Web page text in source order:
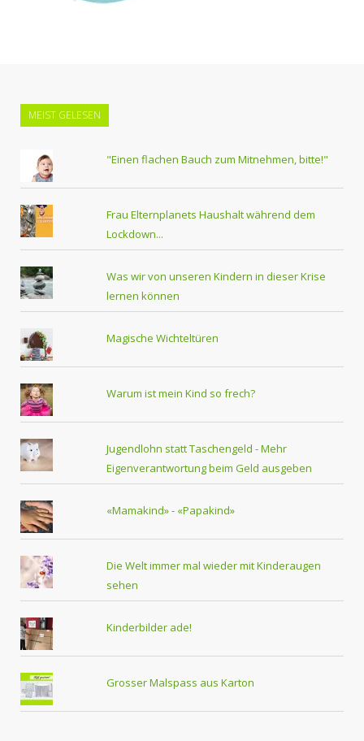
MEIST GELESEN
"Einen flachen Bauch zum Mitnehmen, bitte!"
Frau Elternplanets Haushalt während dem
Lockdown...
Was wir von unseren Kindern in dieser Krise
lernen können
Magische Wichteltüren
Warum ist mein Kind so frech?
Jugendlohn statt Taschengeld - Mehr
Eigenverantwortung beim Geld ausgeben
«Mamakind» - «Papakind»
Die Welt immer mal wieder mit Kinderaugen
sehen
Kinderbilder ade!
Grosser Malspass aus Karton